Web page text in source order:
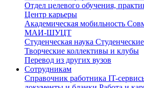
Отдел целевого обучения,
Центр карьеры
Академическая мобильность
МАИ-ШУЦТ
Студенческая наука
Творческие коллективы и клубы
Перевод из других вузов
Сотрудникам
Cправочник работника IT-